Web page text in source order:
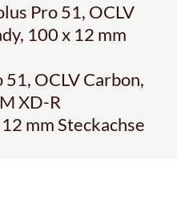
Pro 51, OCLV
100 x 12 mm
OCLV Carbon,
XD-R
mm Steckachse